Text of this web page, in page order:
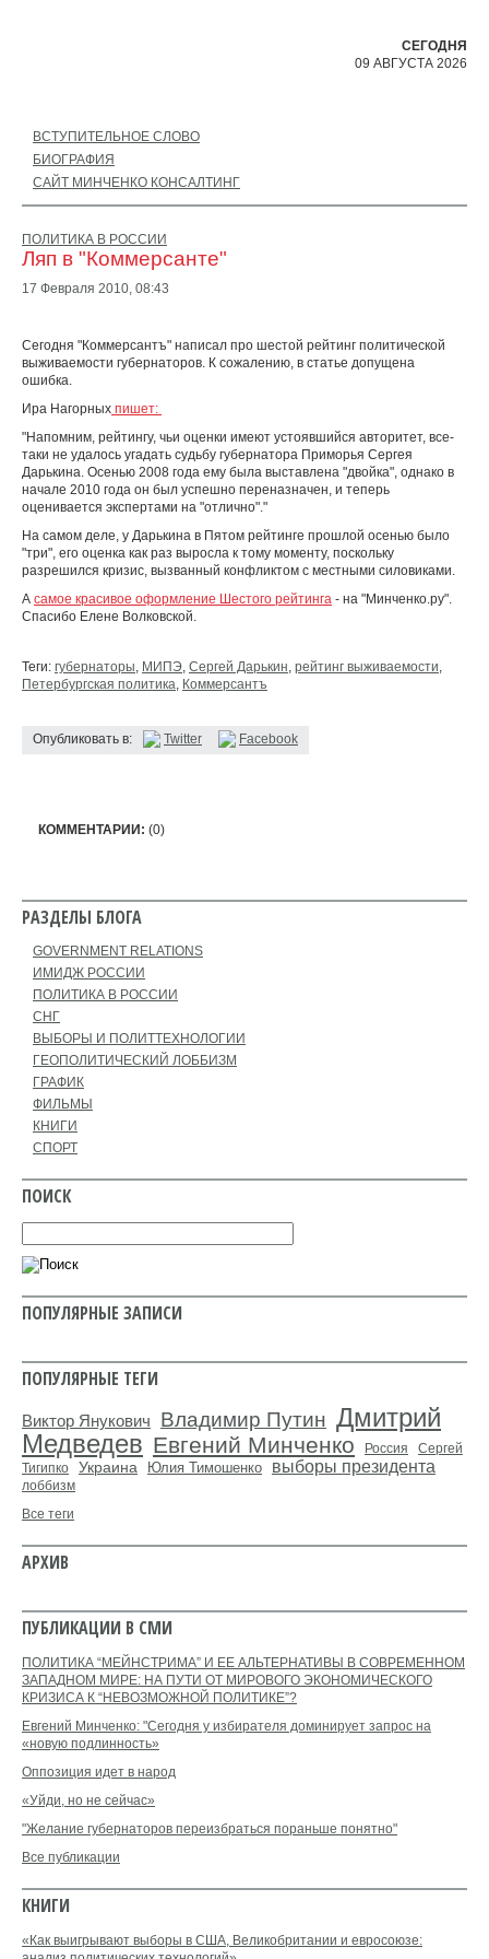
СЕГОДНЯ
09 АВГУСТА 2026
ВСТУПИТЕЛЬНОЕ СЛОВО
БИОГРАФИЯ
САЙТ МИНЧЕНКО КОНСАЛТИНГ
ПОЛИТИКА В РОССИИ
Ляп в "Коммерсанте"
17 Февраля 2010, 08:43
Сегодня "Коммерсантъ" написал про шестой рейтинг политической
выживаемости губернаторов. К сожалению, в статье допущена
ошибка.
Ира Нагорных пишет:
"Напомним, рейтингу, чьи оценки имеют устоявшийся авторитет, все-
таки не удалось угадать судьбу губернатора Приморья Сергея
Дарькина. Осенью 2008 года ему была выставлена "двойка", однако в
начале 2010 года он был успешно переназначен, и теперь
оценивается экспертами на "отлично"."
На самом деле, у Дарькина в Пятом рейтинге прошлой осенью было
"три", его оценка как раз выросла к тому моменту, поскольку
разрешился кризис, вызванный конфликтом с местными силовиками.
А самое красивое оформление Шестого рейтинга - на "Минченко.ру".
Спасибо Елене Волковской.
Теги: губернаторы, МИПЭ, Сергей Дарькин, рейтинг выживаемости,
Петербургская политика, Коммерсантъ
Опубликовать в: Twitter Facebook
КОММЕНТАРИИ: (0)
РАЗДЕЛЫ БЛОГА
GOVERNMENT RELATIONS
ИМИДЖ РОССИИ
ПОЛИТИКА В РОССИИ
СНГ
ВЫБОРЫ И ПОЛИТТЕХНОЛОГИИ
ГЕОПОЛИТИЧЕСКИЙ ЛОББИЗМ
ГРАФИК
ФИЛЬМЫ
КНИГИ
СПОРТ
ПОИСК
ПОПУЛЯРНЫЕ ЗАПИСИ
ПОПУЛЯРНЫЕ ТЕГИ
Виктор Янукович Владимир Путин Дмитрий
Медведев Евгений Минченко Россия
Сергей
Тигипко
Украина Юлия Тимошенко выборы президента
лоббизм
Все теги
АРХИВ
ПУБЛИКАЦИИ В СМИ
ПОЛИТИКА “МЕЙНСТРИМА” И ЕЕ АЛЬТЕРНАТИВЫ В СОВРЕМЕННОМ
ЗАПАДНОМ МИРЕ: НА ПУТИ ОТ МИРОВОГО ЭКОНОМИЧЕСКОГО
КРИЗИСА К “НЕВОЗМОЖНОЙ ПОЛИТИКЕ”?
Евгений Минченко: "Сегодня у избирателя доминирует запрос на
«новую подлинность»
Оппозиция идет в народ
«Уйди, но не сейчас»
"Желание губернаторов переизбраться пораньше понятно"
Все публикации
КНИГИ
«Как выигрывают выборы в США, Великобритании и евросоюзе: